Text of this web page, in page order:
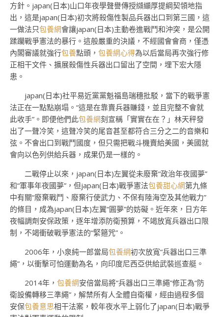
方針。japan(日本)山口年夜學聲譽傳授纐纈厚提綱契領地指
出，這是japan(日本)初次將殺傷性製品兵器出口到第三國，這
一做法只包養網會讓japan(日本)主動卷進戰鬥和沖突，是公開
蹂躪戰爭憲法的暴行。這般嚴重的決議，不經國會會商，僅憑
內閣審議就強行包養點頭， 包養網心得為以后當局再次強行修
正相干文件、擴展殺傷性兵器出口留出了空間，埋下宏大隱
患。
japan(日本)社平易近黨黨魁福島瑞穗批駁，當下的戰爭憲
法正在一點點崩塌。“這是在靠賣兵器賺錢，並且完整不會就
此收手”。即便他們此包養網刻宣稱「實實在在？」林天秤發
出了一聲冷笑，這聲冷笑的尾音甚至都符合三分之二的音樂和
弦。不會出口到戰鬥國度，但只需把戰斗機賣給美國，美國就
會向以色列供給兵器，成果仍是一樣的。
二戰停止以來，japan(日本)左翼從未廢棄“政治年夜國夢”
和“軍事年夜國夢”，但japan(日本)戰爭憲法包養甜心網第九條
中有關“廢棄戰鬥、廢棄行使武力、不保有陸海空及其他戰力”
的條目，成為japan(日本)左翼“圓夢”的妨礙。近年來，日方年
夜幅調劑安保政策，逐年增添防衛預算，不竭放寬兵器出口限
制，不竭衝破戰爭憲法的“緊箍咒”。
2006年，小泉純一郎當局包養網初次放寬“兵器出口三準
繩”，以衝擊可怕運動為名，向印度尼西亞供給武裝巡查艇。
2014年， 包養網安倍當局將“兵器出口三準繩”修正為“防
衛設備轉移三準繩”，解禁所有人全體自衛權，經由過程多個
安保包養意思相干法案，較年夜水平上弱化了japan(日本)戰爭